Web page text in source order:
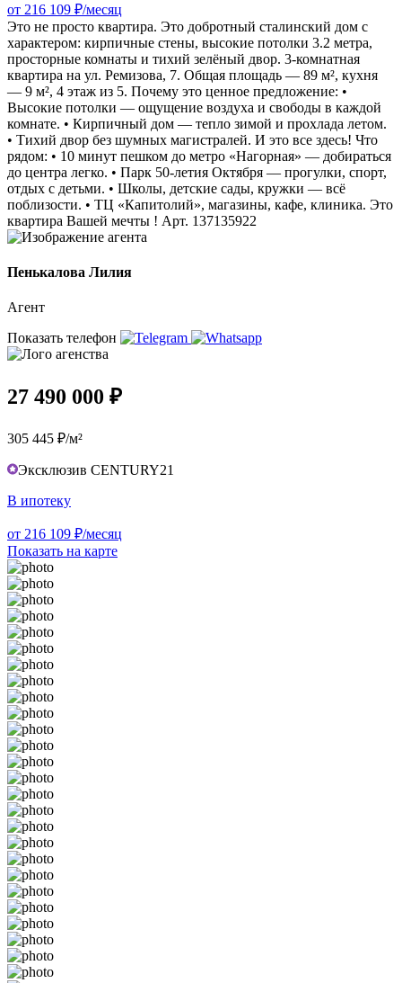
от 216 109 ₽/месяц
Это не просто квартира. Это добротный сталинский дом с
характером: кирпичные стены, высокие потолки 3.2 метра,
просторные комнаты и тихий зелёный двор. 3-комнатная
квартира на ул. Ремизова, 7. Общая площадь — 89 м², кухня
— 9 м², 4 этаж из 5. Почему это ценное предложение: •
Высокие потолки — ощущение воздуха и свободы в каждой
комнате. • Кирпичный дом — тепло зимой и прохлада летом.
• Тихий двор без шумных магистралей. И это все здесь! Что
рядом: • 10 минут пешком до метро «Нагорная» — добираться
до центра легко. • Парк 50-летия Октября — прогулки, спорт,
отдых с детьми. • Школы, детские сады, кружки — всё
поблизости. • ТЦ «Капитолий», магазины, кафе, клиника. Это
квартира Вашей мечты ! Арт. 137135922
Пенькалова Лилия
Агент
Показать телефон
27 490 000 ₽
305 445 ₽/м²
Эксклюзив CENTURY21
В ипотеку
от 216 109 ₽/месяц
Показать на карте